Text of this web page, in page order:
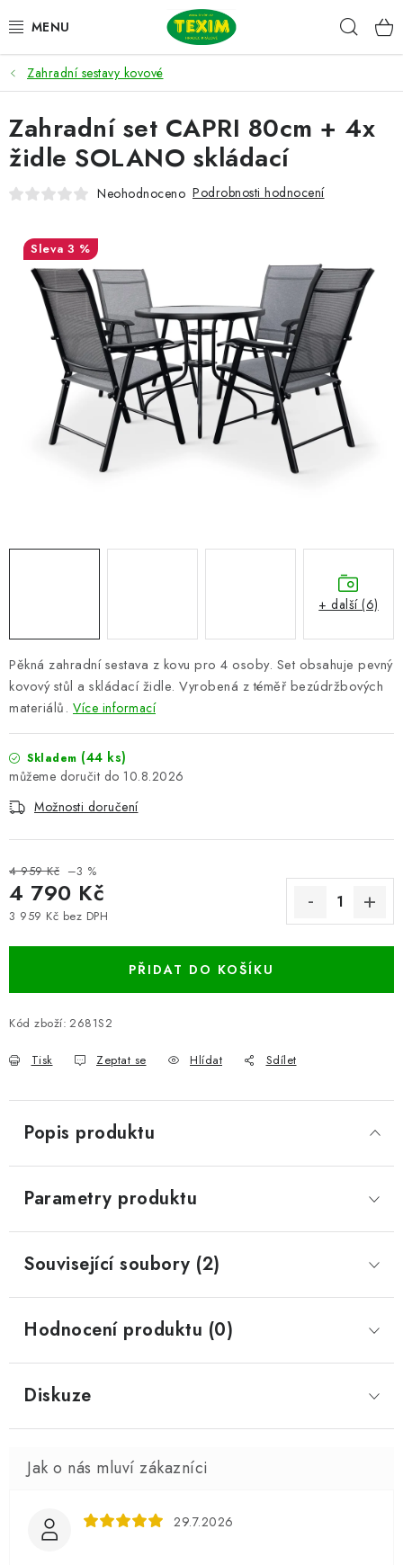
na
ZAHRADNÍ SESTAVY
ŽIDLE
STOLY
LEHÁTKA
POLSTRY
DOPLŇKY
PERGOLY
GRILY
NOVINKY
Nákup na splátky ESSOX
Zahradní sestavy kovové
Pěkná zahradní sestava z kovu pro 4 osoby. Set obsahuje pevný
kovový stůl a skládací židle. Vyrobená z téměř bezúdržbových
materiálů. Více informací
Skladem (44 ks)
10.8.2026
Možnosti doručení
4 959 Kč –3 %
4 790 Kč
3 959 Kč bez DPH
PŘIDAT DO KOŠÍKU
Kód zboží: 2681S2
Tisk Zeptat se Hlídat Sdílet
Zahradní set CAPRI 80cm + 4x
židle SOLANO skládací
Neohodnoceno Podrobnosti hodnocení
3 %
+ další (6)
Popis produktu
Parametry produktu
Související soubory (2)
Hodnocení produktu (0)
Diskuze
29.7.2026